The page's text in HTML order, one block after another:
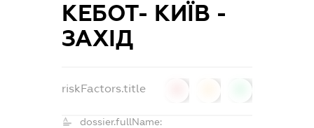
КЕБОТ- КИЇВ -
ЗАХІД
riskFactors.title
dossier.fullName: